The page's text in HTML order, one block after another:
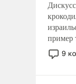
пример
9